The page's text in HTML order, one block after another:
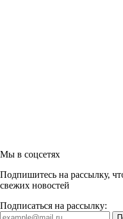
Мы в соцсетях
Подпишитесь на рассылку,
свежих новостей
Подписаться на рассылку: